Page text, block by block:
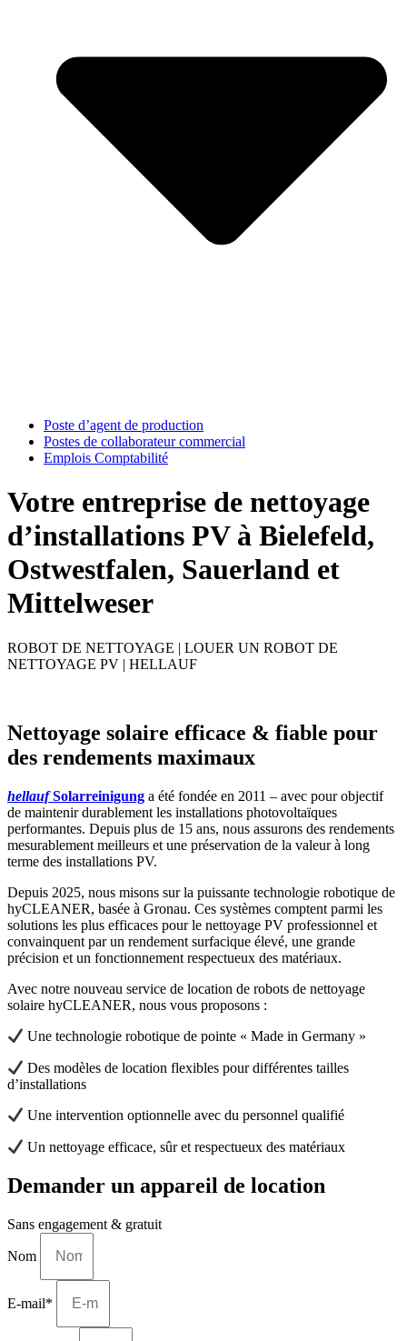
Poste d’agent de production
Postes de collaborateur commercial
Emplois Comptabilité
Votre entreprise de nettoyage
d’installations PV à Bielefeld,
Ostwestfalen, Sauerland et
Mittelweser
ROBOT DE NETTOYAGE | LOUER UN ROBOT DE
NETTOYAGE PV | HELLAUF
Nettoyage solaire efficace & fiable pour
des rendements maximaux
hellaufSolarreinigung a été fondée en 2011 – avec pour objectif
de maintenir durablement les installations photovoltaïques
performantes. Depuis plus de 15 ans, nous assurons des rendements
mesurablement meilleurs et une préservation de la valeur à long
terme des installations PV.
Depuis 2025, nous misons sur la puissante technologie robotique de
hyCLEANER, basée à Gronau. Ces systèmes comptent parmi les
solutions les plus efficaces pour le nettoyage PV professionnel et
convainquent par un rendement surfacique élevé, une grande
précision et un fonctionnement respectueux des matériaux.
Avec notre nouveau service de location de robots de nettoyage
solaire hyCLEANER, nous vous proposons :
Une technologie robotique de pointe « Made in Germany »
Des modèles de location flexibles pour différentes tailles
d’installations
Une intervention optionnelle avec du personnel qualifié
Un nettoyage efficace, sûr et respectueux des matériaux
Demander un appareil de location
Sans engagement & gratuit
Nom
E-mail*